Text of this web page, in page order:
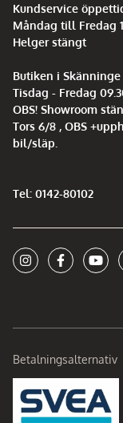
Kundservice
Måndag till Fredag
Helger stängt
Butiken i
Tisdag - Fredag
OBS! Showroom
Tors 6/8 , OBS
bil/släp.
Tel: 0142-80102
Betalningsalternativ